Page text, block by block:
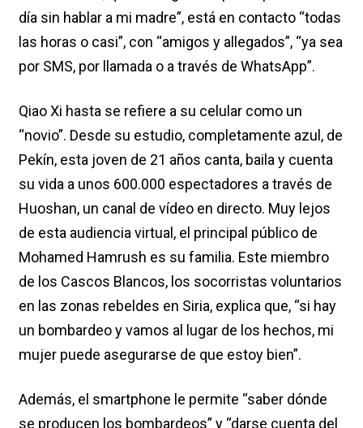
día sin hablar a mi madre”, está en contacto “todas
las horas o casi”, con “amigos y allegados”, “ya sea
por SMS, por llamada o a través de WhatsApp”.
Qiao Xi hasta se refiere a su celular como un
“novio”. Desde su estudio, completamente azul, de
Pekín, esta joven de 21 años canta, baila y cuenta
su vida a unos 600.000 espectadores a través de
Huoshan, un canal de vídeo en directo. Muy lejos
de esta audiencia virtual, el principal público de
Mohamed Hamrush es su familia. Este miembro
de los Cascos Blancos, los socorristas voluntarios
en las zonas rebeldes en Siria, explica que, “si hay
un bombardeo y vamos al lugar de los hechos, mi
mujer puede asegurarse de que estoy bien”.
Además, el smartphone le permite “saber dónde
se producen los bombardeos” y “darse cuenta del